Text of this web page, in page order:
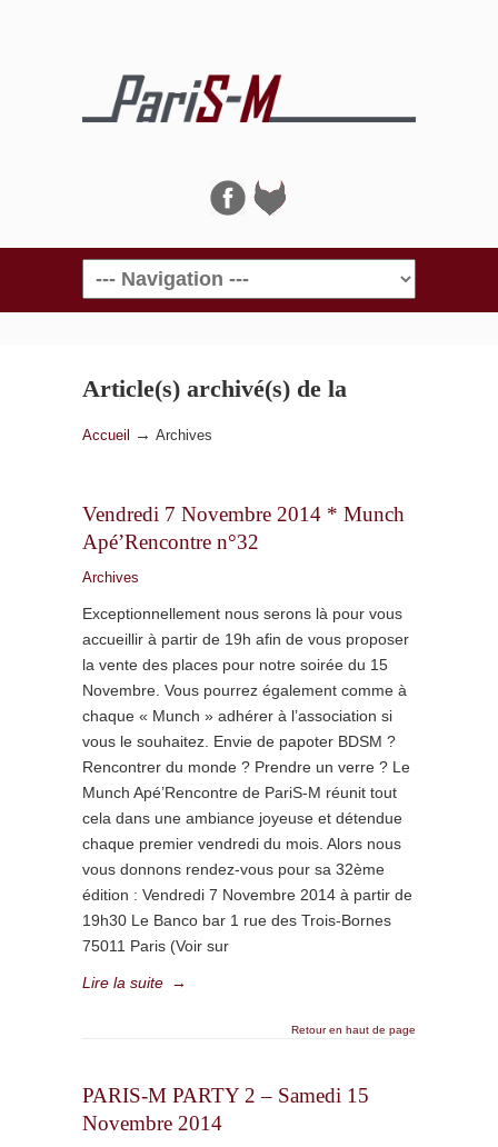
Navigation
Article(s) archivé(s) de la
catégorieArchives
Accueil → Archives
Vendredi 7 Novembre 2014 * Munch
Apé’Rencontre n°32
Archives
Exceptionnellement nous serons là pour vous
accueillir à partir de 19h afin de vous proposer
la vente des places pour notre soirée du 15
Novembre. Vous pourrez également comme à
chaque « Munch » adhérer à l’association si
vous le souhaitez. Envie de papoter BDSM ?
Rencontrer du monde ? Prendre un verre ? Le
Munch Apé’Rencontre de PariS-M réunit tout
cela dans une ambiance joyeuse et détendue
chaque premier vendredi du mois. Alors nous
vous donnons rendez-vous pour sa 32ème
édition : Vendredi 7 Novembre 2014 à partir de
19h30 Le Banco bar 1 rue des Trois-Bornes
75011 Paris (Voir sur
Lire la suite →
Retour en haut de page
PARIS-M PARTY 2 – Samedi 15
Novembre 2014